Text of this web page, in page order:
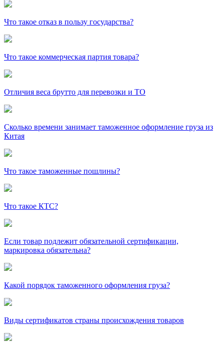
Что такое отказ в пользу государства?
Что такое коммерческая партия товара?
Отличия веса брутто для перевозки и ТО
Сколько времени занимает таможенное оформление груза из
Китая
Что такое таможенные пошлины?
Что такое КТС?
Если товар подлежит обязательной сертификации,
маркировка обязательна?
Какой порядок таможенного оформления груза?
Виды сертификатов страны происхождения товаров